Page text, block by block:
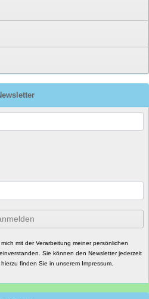
mit der Verarbeitung meiner persönlichen
einverstanden. Sie können den Newsletter jederzeit
finden Sie in unserem Impressum.